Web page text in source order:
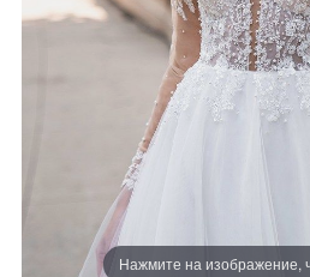
Нажмите на изображение,